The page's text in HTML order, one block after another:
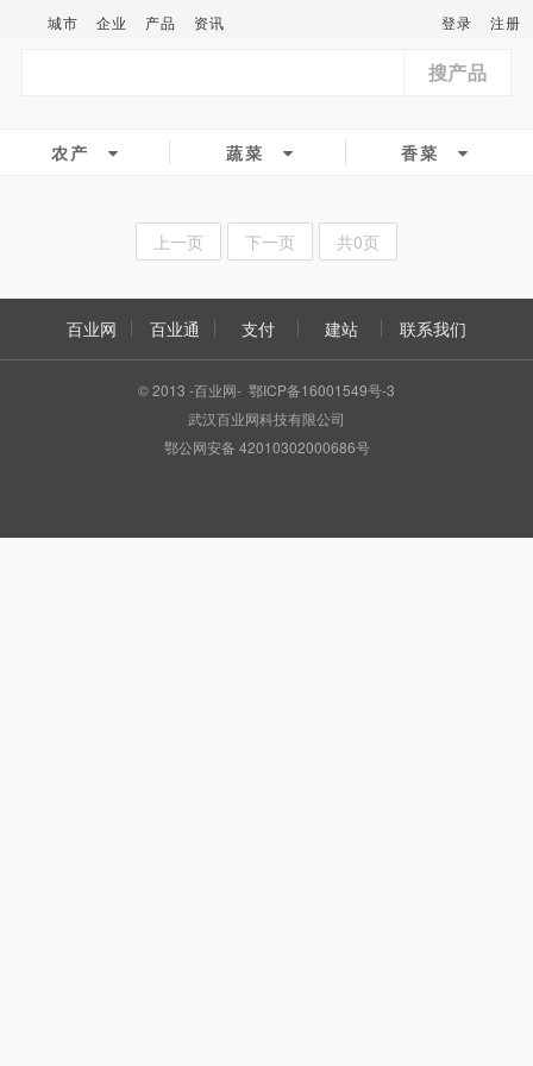
城市 企业 产品 资讯 登录 注册
搜产品
农产 蔬菜 香菜
上一页 下一页 共0页
百业网 百业通 支付 建站 联系我们
© 2013 -百业网- 鄂ICP备16001549号-3
武汉百业网科技有限公司
鄂公网安备 42010302000686号